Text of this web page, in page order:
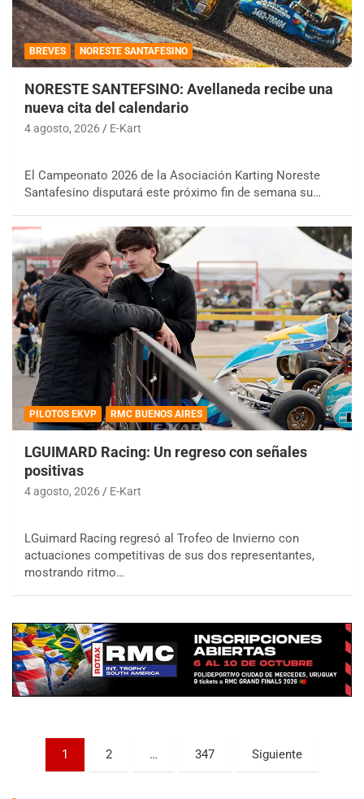
BREVES NORESTE SANTAFESINO
NORESTE SANTEFSINO: Avellaneda recibe una
nueva cita del calendario
4 agosto, 2026 E-Kart
El Campeonato 2026 de la Asociación Karting Noreste
Santafesino disputará este próximo fin de semana su…
PILOTOS EKVP RMC BUENOS AIRES
LGUIMARD Racing: Un regreso con señales
positivas
4 agosto, 2026 E-Kart
LGuimard Racing regresó al Trofeo de Invierno con
actuaciones competitivas de sus dos representantes,
mostrando ritmo…
Paginación
1 2 … 347 Siguiente
COBERTURA ESPECIAL DE E-KART.COM.AR
08/09-AGO
IAME SERIES ARGENTINA 6
Baradero (Buenos Aires)
KDO - F6
Ciudad de Trenque Lauquen (Asfalto)
Trenque Lauquen (Buenos Aires)
Parque de la Velocidad (Asfalto)
Villaguay (Entre Ríos)